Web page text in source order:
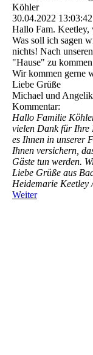
Köhler
30.04.2022 13:03:42
Hallo Fam. Keetley,
Was soll ich sagen
nichts! Nach
"Hause" zu
Wir kommen gerne
Liebe Grüße
Michael und
Kommentar:
Hallo Familie
vielen Dank für Ihre
es Ihnen in unserer
Ihnen versichern,
Gäste tun werden.
Liebe Grüße aus
Heidemarie
Weiter